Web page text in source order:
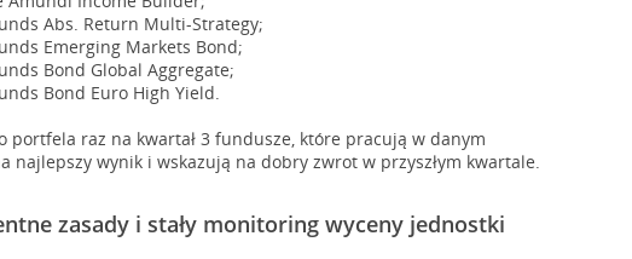
Abs. Return Multi-Strategy;
Emerging Markets Bond;
Bond Global Aggregate;
Bond Euro High Yield.
portfela raz na kwartał 3 fundusze, które pracują w danym
najlepszy wynik i wskazują na dobry zwrot w przyszłym kwartale.
zasady i stały monitoring wyceny jednostki